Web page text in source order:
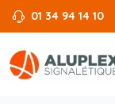
01 34 94 14 10